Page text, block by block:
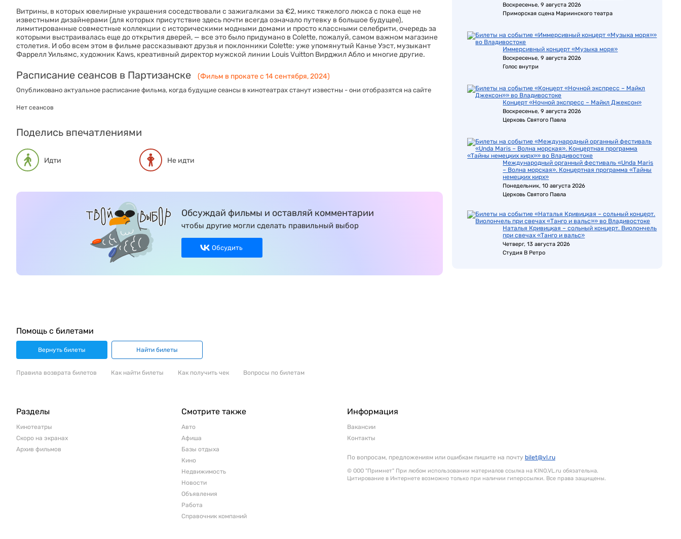
Витрины, в которых ювелирные украшения соседствовали с зажигалками за €2, микс тяжелого люкса с пока еще не
известными дизайнерами (для которых присутствие здесь почти всегда означало путевку в большое будущее),
лимитированные совместные коллекции с историческими модными домами и просто классными селебрити, очередь за
которыми выстраивалась еще до открытия дверей, — все это было придумано в Colette, пожалуй, самом важном магазине
столетия. И обо всем этом в фильме рассказывают друзья и поклонники Colette: уже упомянутый Канье Уэст, музыкант
Фаррелл Уильямс, художник Kaws, креативный директор мужской линии Louis Vuitton Вирджил Абло и многие другие.
Расписание сеансов в Партизанске (Фильм в прокате с 14 сентября, 2024)
Опубликовано актуальное расписание фильма, когда будущие сеансы в кинотеатрах станут известны - они отобразятся на сайте
Нет сеансов
Поделись впечатлениями
Идти Не идти
Обсуждай фильмы и оставляй комментарии
чтобы другие могли сделать правильный выбор
Обсудить
Воскресенье, 9 августа 2026
Приморская сцена Мариинского театра
Иммерсивный концерт «Музыка моря»
Воскресенье, 9 августа 2026
Голос внутри
Концерт «Ночной экспресс – Майкл Джексон»
Воскресенье, 9 августа 2026
Церковь Святого Павла
Международный органный фестиваль «Unda Maris
– Волна морская». Концертная программа «Тайны
немецких кирх»
Понедельник, 10 августа 2026
Церковь Святого Павла
Наталья Кривицкая – сольный концерт. Виолончель
при свечах «Танго и вальс»
Четверг, 13 августа 2026
Студия В Ретро
Помощь с билетами
Вернуть билеты Найти билеты
Правила возврата билетов Как найти билеты Как получить чек Вопросы по билетам
Разделы
Кинотеатры
Скоро на экранах
Архив фильмов
Смотрите также
Авто
Афиша
Базы отдыха
Кино
Недвижимость
Новости
Объявления
Работа
Справочник компаний
Информация
Вакансии
Контакты
По вопросам, предложениям или ошибкам пишите на почту bilet@vl.ru
© ООО "Примнет" При любом использовании материалов ссылка на KINO.VL.ru обязательна.
Цитирование в Интернете возможно только при наличии гиперссылки. Все права защищены.